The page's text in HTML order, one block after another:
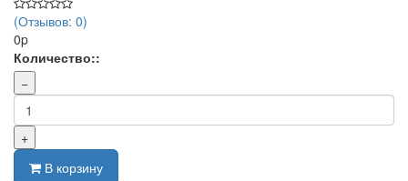
(Отзывов: 0)
0p
Количество::
−
+
В корзину